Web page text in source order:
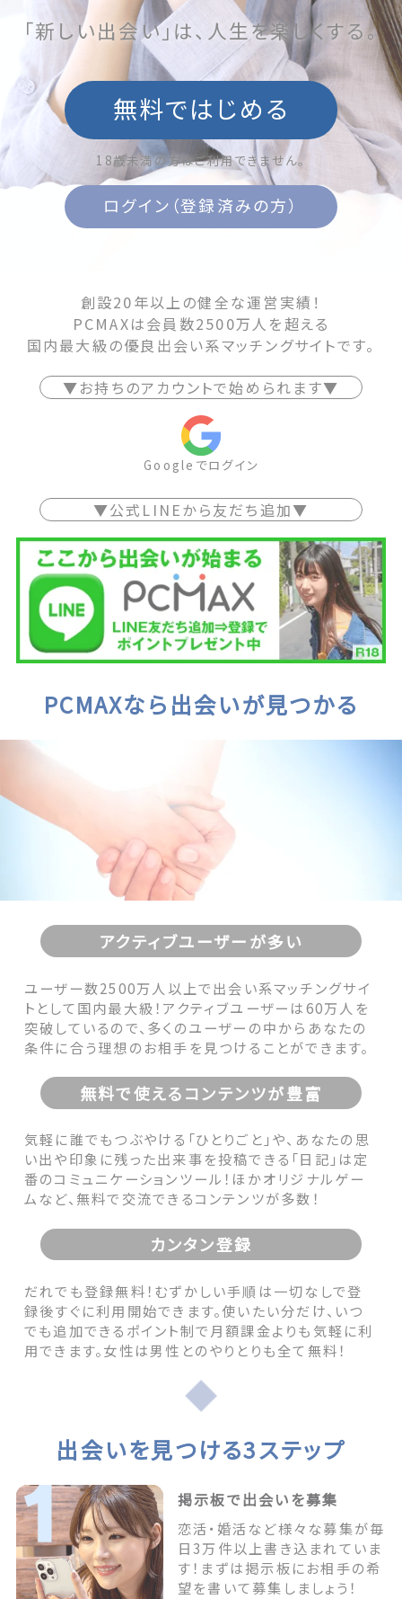
「新しい出会い」は、人生を楽しくする。
無料ではじめる
18歳未満の方はご利用できません。
ログイン（登録済みの方）
創設20年以上の健全な運営実績！
PCMAXは会員数2500万人を超える
国内最大級の優良出会い系マッチングサイトです。
▼お持ちのアカウントで始められます▼
Googleでログイン
▼公式LINEから友だち追加▼
PCMAXなら出会いが見つかる
アクティブユーザーが多い
ユーザー数2500万人以上で出会い系マッチングサイ
トとして国内最大級！アクティブユーザーは60万人を
突破しているので、多くのユーザーの中からあなたの
条件に合う理想のお相手を見つけることができます。
無料で使えるコンテンツが豊富
気軽に誰でもつぶやける「ひとりごと」や、あなたの思
い出や印象に残った出来事を投稿できる「日記」は定
番のコミュニケーションツール！ほかオリジナルゲー
ムなど、無料で交流できるコンテンツが多数！
カンタン登録
だれでも登録無料！むずかしい手順は一切なしで登
録後すぐに利用開始できます。使いたい分だけ、いつ
でも追加できるポイント制で月額課金よりも気軽に利
用できます。女性は男性とのやりとりも全て無料！
出会いを見つける3ステップ
掲示板で出会いを募集
恋活・婚活など様々な募集が毎
日3万件以上書き込まれていま
す！まずは掲示板にお相手の希
望を書いて募集しましょう！